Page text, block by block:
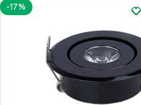
-17%